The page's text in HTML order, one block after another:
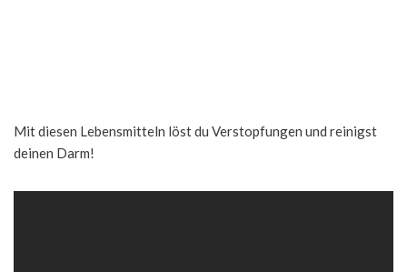
Mit diesen Lebensmitteln löst du Verstopfungen und reinigst
deinen Darm!